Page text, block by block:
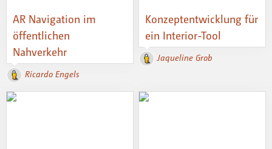
AR Navigation im
öffentlichen
Nahverkehr
Ricardo Engels
Konzeptentwicklung für
ein Interior-Tool
Jaqueline Grob